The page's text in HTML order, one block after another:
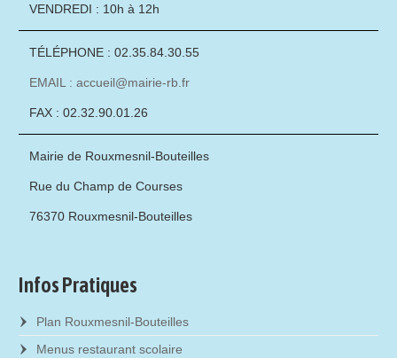
VENDREDI : 10h à 12h
TÉLÉPHONE : 02.35.84.30.55
EMAIL : accueil@mairie-rb.fr
FAX : 02.32.90.01.26
Mairie de Rouxmesnil-Bouteilles
Rue du Champ de Courses
76370 Rouxmesnil-Bouteilles
Infos Pratiques
Plan Rouxmesnil-Bouteilles
Menus restaurant scolaire